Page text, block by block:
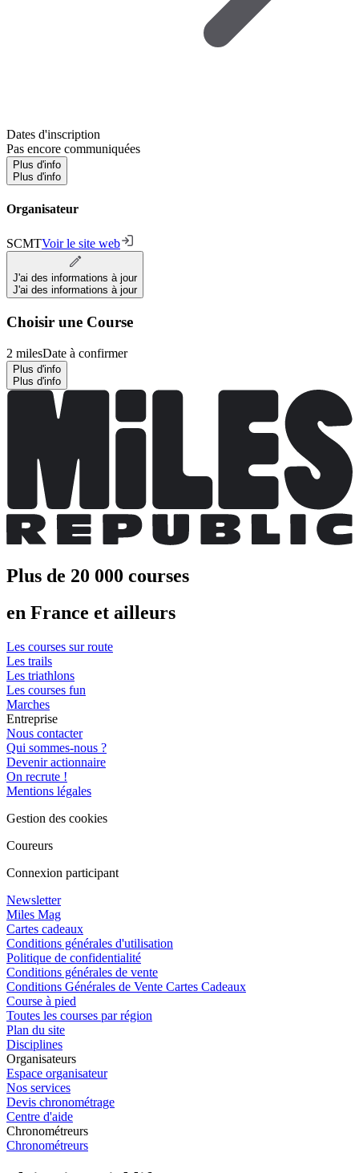
Dates d'inscription
Pas encore communiquées
Plus d'info
Plus d'info
Organisateur
SCMTVoir le site web
J'ai des informations à jour
J'ai des informations à jour
Choisir une Course
2 milesDate à confirmer
Plus d'info
Plus d'info
Plus de 20 000 courses
en France et ailleurs
Les courses sur route
Les trails
Les triathlons
Les courses fun
Marches
Entreprise
Nous contacter
Qui sommes-nous ?
Devenir actionnaire
On recrute !
Mentions légales
Gestion des cookies
Coureurs
Connexion participant
Newsletter
Miles Mag
Cartes cadeaux
Conditions générales d'utilisation
Politique de confidentialité
Conditions générales de vente
Conditions Générales de Vente Cartes Cadeaux
Course à pied
Toutes les courses par région
Plan du site
Disciplines
Organisateurs
Espace organisateur
Nos services
Devis chronométrage
Centre d'aide
Chronométreurs
Chronométreurs